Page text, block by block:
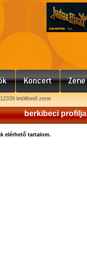
letölthető zene
berkibeci profilja
elérhető tartalom.